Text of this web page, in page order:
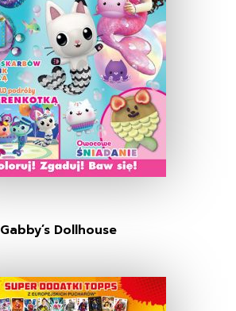
Gabby’s Dollhouse